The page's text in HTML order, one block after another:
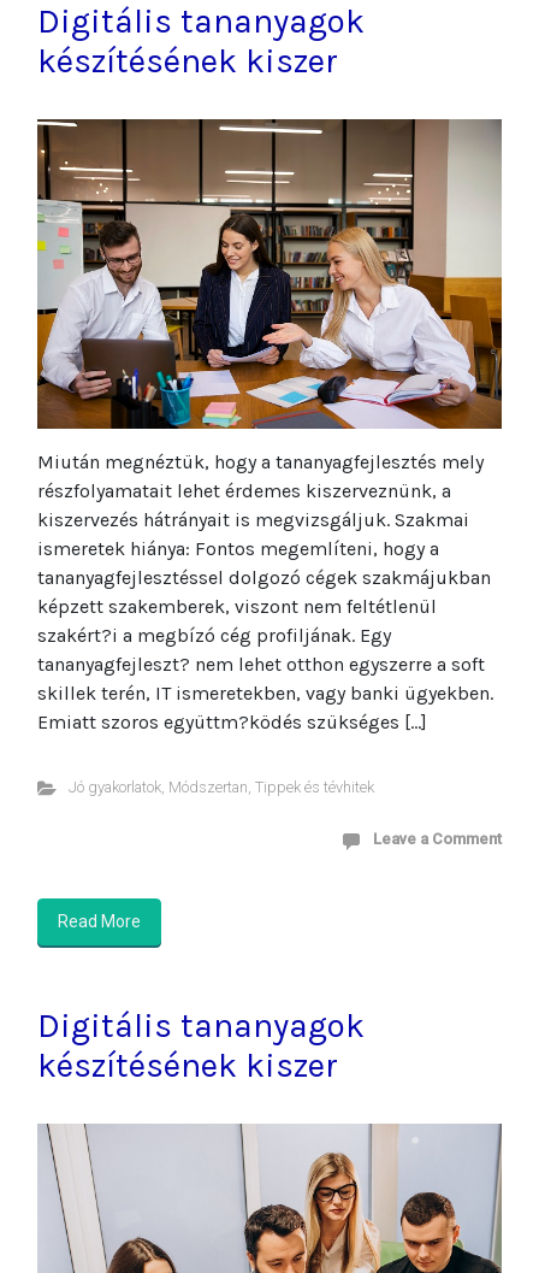
Digitális tananyagok
készítésének kiszer
Miután megnéztük, hogy a tananyagfejlesztés mely
részfolyamatait lehet érdemes kiszerveznünk, a
kiszervezés hátrányait is megvizsgáljuk. Szakmai
ismeretek hiánya: Fontos megemlíteni, hogy a
tananyagfejlesztéssel dolgozó cégek szakmájukban
képzett szakemberek, viszont nem feltétlenül
szakért?i a megbízó cég profiljának. Egy
tananyagfejleszt? nem lehet otthon egyszerre a soft
skillek terén, IT ismeretekben, vagy banki ügyekben.
Emiatt szoros együttm?ködés szükséges […]
Jó gyakorlatok, Módszertan, Tippek és tévhitek
Leave a Comment
Read More
Digitális tananyagok
készítésének kiszer